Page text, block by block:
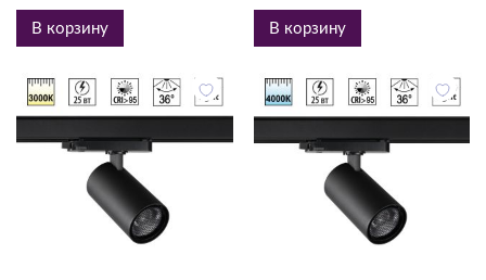
В корзину В корзину